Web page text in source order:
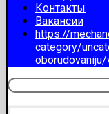
Контакты
Вакансии
https://
category/